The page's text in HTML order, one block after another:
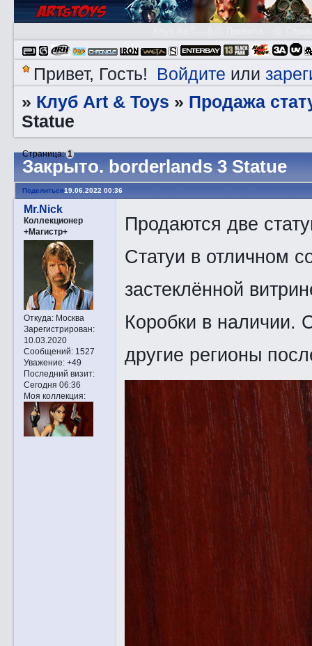
Привет, Гость! Войдите или
» Клуб Art & Toys » Продажа
Statue
Закрытo. borderlands 3 Statue
Страница:1
Поделиться19.06.2022 00:36
Mr.Nick
Коллекционер
+Магистр+
Откуда:Москва
Зарегистрирован:
10.03.2020
Сообщений:1527
Уважение: +49
Последний визит:
Сегодня 06:36
Моя коллекция:
Продаются две
Статуи в отличном
застеклённой
Коробки в наличии.
другие регионы